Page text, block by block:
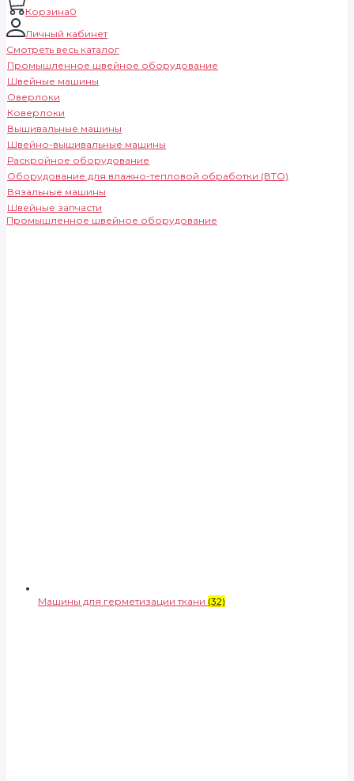
Корзина0
Личный кабинет
Смотреть весь каталог
Промышленное швейное оборудование
Швейные машины
Оверлоки
Коверлоки
Вышивальные машины
Швейно-вышивальные машины
Раскройное оборудование
Оборудование для влажно-тепловой обработки (ВТО)
Вязальные машины
Швейные запчасти
Промышленное швейное оборудование
Машины для герметизации ткани (32)